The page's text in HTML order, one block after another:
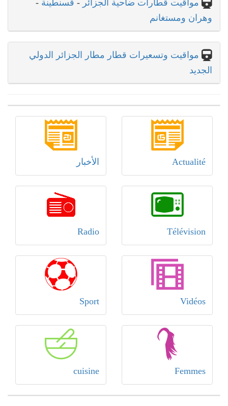
مواقيت قطارات ضاحية الجزائر - قسنطينة -
وهران ومستغانم
مواقيت وتسعيرات قطار مطار الجزائر الدولي
الجديد
Actualité الأخبار
Télévision
Radio
Vidéos
Sport
Femmes
cuisine